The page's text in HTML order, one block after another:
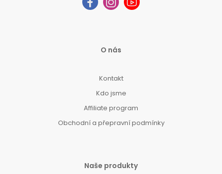
O nás
Kontakt
Kdo jsme
Affiliate program
Obchodní a přepravní podmínky
Naše produkty